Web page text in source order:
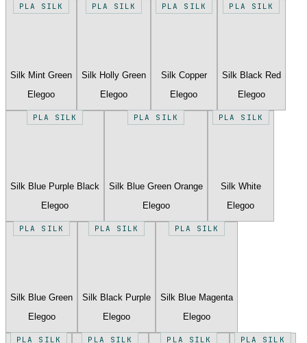
PLA SILK
Silk Mint Green
Elegoo
PLA SILK
Silk Holly Green
Elegoo
PLA SILK
Silk Copper
Elegoo
PLA SILK
Silk Black Red
Elegoo
PLA SILK
Silk Blue Purple Black
Elegoo
PLA SILK
Silk Blue Green Orange
Elegoo
PLA SILK
Silk White
Elegoo
PLA SILK
Silk Blue Green
Elegoo
PLA SILK
Silk Black Purple
Elegoo
PLA SILK
Silk Blue Magenta
Elegoo
PLA SILK PLA SILK PLA SILK PLA SILK